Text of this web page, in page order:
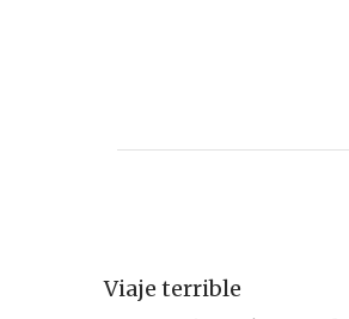
Viaje terrible